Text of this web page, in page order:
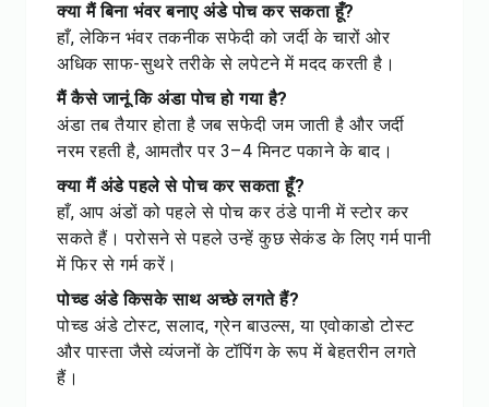
क्या मैं बिना भंवर बनाए अंडे पोच कर सकता हूँ?
हाँ, लेकिन भंवर तकनीक सफेदी को जर्दी के चारों ओर
अधिक साफ-सुथरे तरीके से लपेटने में मदद करती है।
मैं कैसे जानूं कि अंडा पोच हो गया है?
अंडा तब तैयार होता है जब सफेदी जम जाती है और जर्दी
नरम रहती है, आमतौर पर 3–4 मिनट पकाने के बाद।
क्या मैं अंडे पहले से पोच कर सकता हूँ?
हाँ, आप अंडों को पहले से पोच कर ठंडे पानी में स्टोर कर
सकते हैं। परोसने से पहले उन्हें कुछ सेकंड के लिए गर्म पानी
में फिर से गर्म करें।
पोच्ड अंडे किसके साथ अच्छे लगते हैं?
पोच्ड अंडे टोस्ट, सलाद, ग्रेन बाउल्स, या एवोकाडो टोस्ट
और पास्ता जैसे व्यंजनों के टॉपिंग के रूप में बेहतरीन लगते
हैं।